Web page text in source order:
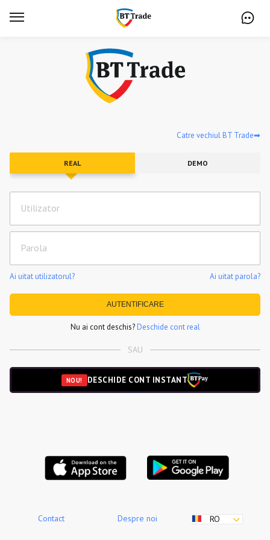
Catre vechiul BT Trade➡
REAL DEMO
Utilizator
Parola
Ai uitat utilizatorul? Ai uitat parola?
AUTENTIFICARE
Nu ai cont deschis? Deschide cont real
SAU
NOU! DESCHIDE CONT INSTANT
Contact Despre noi RO